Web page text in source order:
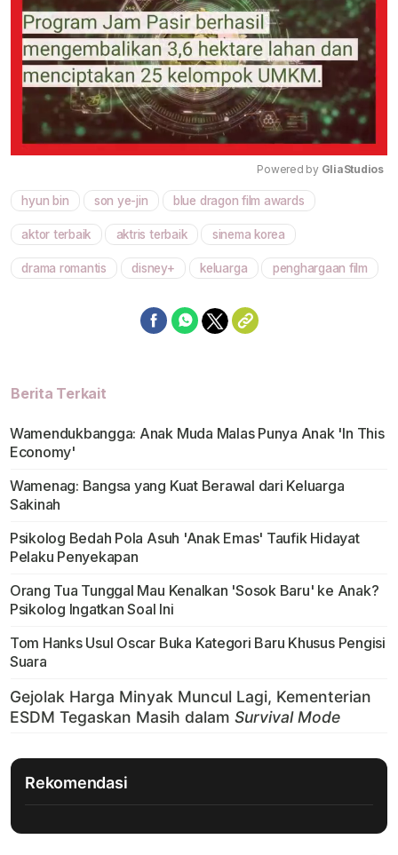
Powered by GliaStudios
hyun bin son ye-jin blue dragon film awards
aktor terbaik aktris terbaik sinema korea
drama romantis disney+ keluarga penghargaan film
Berita Terkait
Wamendukbangga: Anak Muda Malas Punya Anak 'In This
Economy'
Wamenag: Bangsa yang Kuat Berawal dari Keluarga
Sakinah
Psikolog Bedah Pola Asuh 'Anak Emas' Taufik Hidayat
Pelaku Penyekapan
Orang Tua Tunggal Mau Kenalkan 'Sosok Baru' ke Anak?
Psikolog Ingatkan Soal Ini
Tom Hanks Usul Oscar Buka Kategori Baru Khusus Pengisi
Suara
Rekomendasi